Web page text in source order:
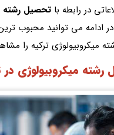
در رابطه با تحصیل رشته
ادامه می توانید محبوب
میکروبیولوژی ترکیه را
میکروبیولوژی